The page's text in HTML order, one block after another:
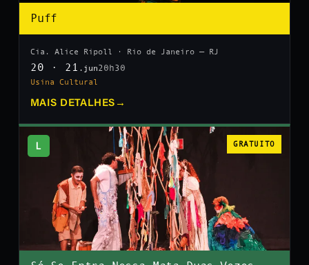
Puff
Cia. Alice Ripoll · Rio de Janeiro — RJ
20 · 21 .jun20h30
Usina Cultural
MAIS DETALHES →
L GRATUITO